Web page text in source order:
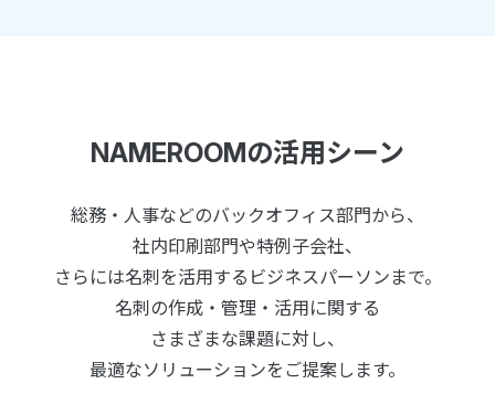
NAMEROOMの活用シーン
総務・人事などのバックオフィス部門から、
社内印刷部門や特例子会社、
さらには名刺を活用するビジネスパーソンまで。
名刺の作成・管理・活用に関する
さまざまな課題に対し、
最適なソリューションをご提案します。